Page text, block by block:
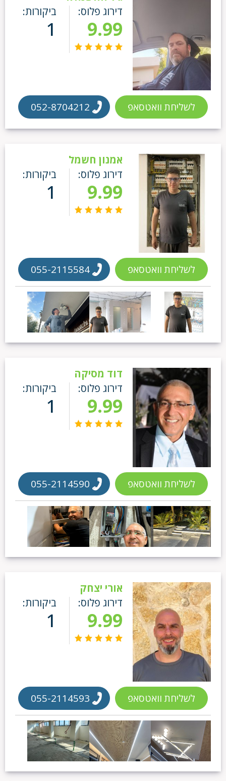
דירוג פלוס:
9.99
ביקורות:
1
לשליחת וואטסאפ 052-8704212
אמנון חשמל
דירוג פלוס:
9.99
ביקורות:
1
לשליחת וואטסאפ 055-2115584
דוד מסיקה
דירוג פלוס:
9.99
ביקורות:
1
לשליחת וואטסאפ 055-2114590
אורי יצחק
דירוג פלוס:
9.99
ביקורות:
1
לשליחת וואטסאפ 055-2114593